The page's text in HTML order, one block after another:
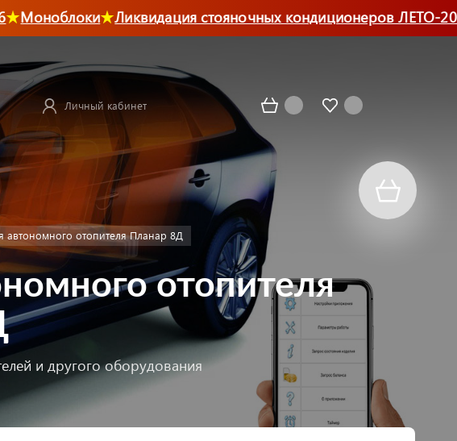
Ликвидация стояночных кондиционеров ЛЕТО-2026
Личный кабинет
автономного отопителя Планар 8Д
отопителя
и другого оборудования